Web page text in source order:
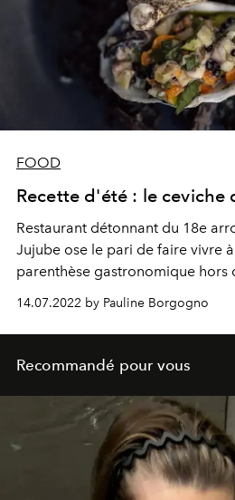
FOOD
Recette d'été : le
Restaurant détonnant du 18e
Jujube ose le pari de faire vivre
parenthèse gastronomique hors
a accepté de dévoiler sa recette
pour nous faire vivre à la
cuisine estivale, inventive et
14.07.2022 by Pauline Borgogno
Recommandé pour vous